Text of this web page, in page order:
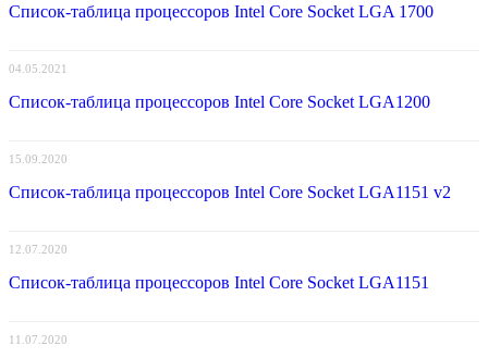
Список-таблица процессоров Intel Core Socket LGA 1700
04.05.2021
Список-таблица процессоров Intel Core Socket LGA1200
15.09.2020
Список-таблица процессоров Intel Core Socket LGA1151 v2
12.07.2020
Список-таблица процессоров Intel Core Socket LGA1151
11.07.2020